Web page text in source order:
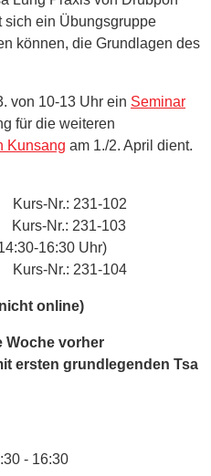
sich ein Übungsgruppe
können, die Grundlagen des
von 10-13 Uhr ein Seminar
für die weiteren
Kunsang am 1./2. April dient.
Nr.: 231-102
Nr.: 231-103
16:30 Uhr)
Nr.: 231-104
online)
Woche vorher
ersten grundlegenden Tsa
- 16:30